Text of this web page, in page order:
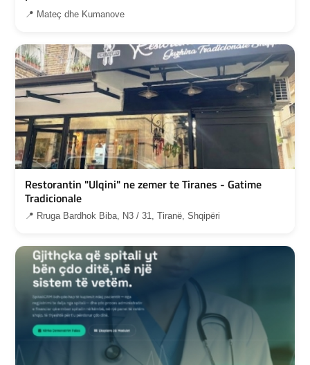
📍 Mateç dhe Kumanove
Restorantin "Ulqini" ne zemer te Tiranes - Gatime
Tradicionale
📍 Rruga Bardhok Biba, N3 / 31, Tiranë, Shqipëri